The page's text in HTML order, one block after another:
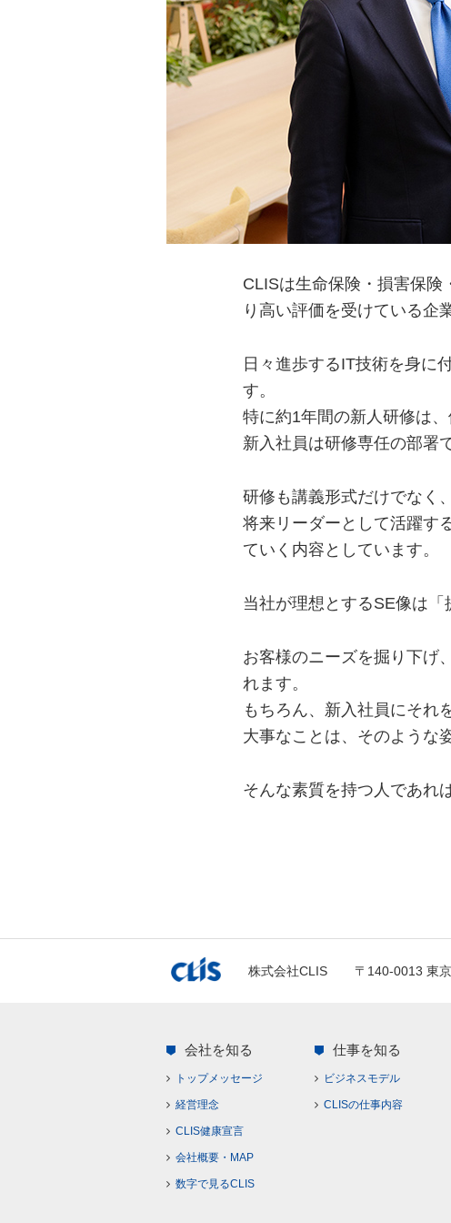
CLISは生命保険・損害保険
り高い評価を受けている企
日々進歩するIT技術を身に
す。
特に約1年間の新人研修は
新入社員は研修専任の部署
研修も講義形式だけでなく
将来リーダーとして活躍す
ていく内容としています。
当社が理想とするSE像は「
お客様のニーズを掘り下げ
れます。
もちろん、新入社員にそれ
大事なことは、そのような
そんな素質を持つ人であれ
株式会社CLIS 〒140-0013 東
会社を知る
トップメッセージ
経営理念
CLIS健康宣言
会社概要・MAP
数字で見るCLIS
仕事を知る
ビジネスモデル
CLISの仕事内容